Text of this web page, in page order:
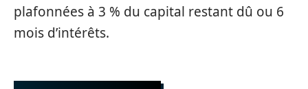
plafonnées à 3 % du capital restant dû ou 6
mois d’intérêts.